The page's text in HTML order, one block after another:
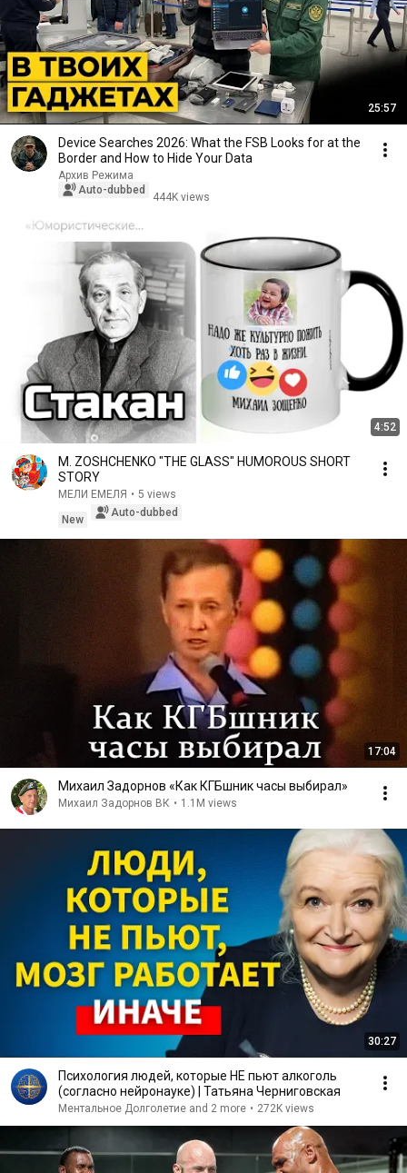
25:57
Device Searches 2026: What the FSB Looks for at the
Border and How to Hide Your Data
Архив Режима
Auto-dubbed
444K views
4:52
M. ZOSHCHENKO "THE GLASS" HUMOROUS SHORT
STORY
МЕЛИ ЕМЕЛЯ • 5 views
New
Auto-dubbed
17:04
Михаил Задорнов «Как КГБшник часы выбирал»
Михаил Задорнов ВК • 1.1M views
30:27
Психология людей, которые НЕ пьют алкоголь
(согласно нейронауке) | Татьяна Черниговская
Ментальное Долголетие and 2 more • 272K views